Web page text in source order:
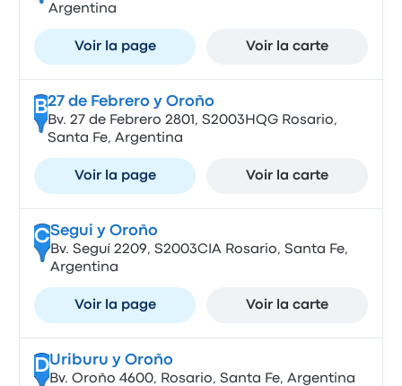
Argentina
Voir la page Voir la carte
B27 de Febrero y Oroño
Bv. 27 de Febrero 2801, S2003HQG Rosario,
Santa Fe, Argentina
Voir la page Voir la carte
CSegui y Oroño
Bv. Seguí 2209, S2003CIA Rosario, Santa Fe,
Argentina
Voir la page Voir la carte
DUriburu y Oroño
Bv. Oroño 4600, Rosario, Santa Fe, Argentina